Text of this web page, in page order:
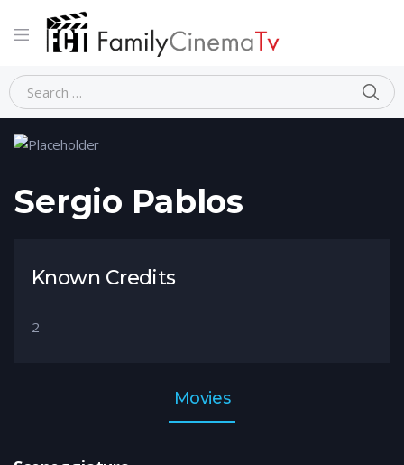
Home Person Sergio Pablos
Sergio Pablos
Known Credits
2
Movies